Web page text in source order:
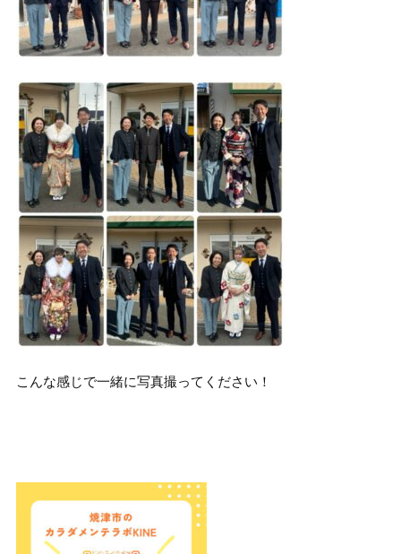
こんな感じで一緒に写真撮ってください！